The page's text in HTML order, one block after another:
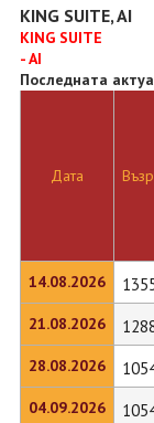
KING SUITE, AI
KING SUITE
- AI
Последната
Дата
14.08.2026
21.08.2026
28.08.2026
04.09.2026